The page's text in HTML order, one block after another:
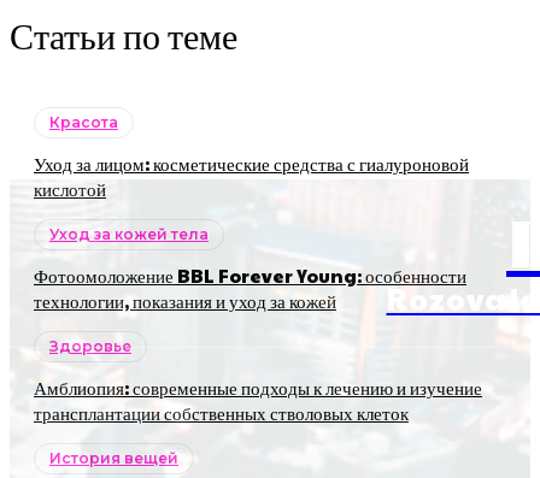
Статьи по теме
Красота
Уход за лицом: косметические средства с гиалуроновой
кислотой
Уход за кожей тела
Фотоомоложение BBL Forever Young: особенности
технологии, показания и уход за кожей
Здоровье
Амблиопия: современные подходы к лечению и изучение
трансплантации собственных стволовых клеток
История вещей